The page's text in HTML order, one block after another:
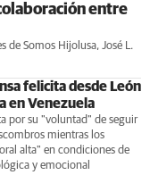
entre
de Somos Hijolusa, José L.
felicita desde León
en Venezuela
por su "voluntad" de seguir
mientras los
alta" en condiciones de
y emocional